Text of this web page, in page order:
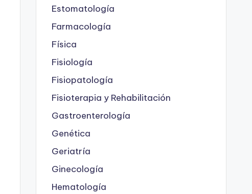
Estomatología
Farmacología
Física
Fisiología
Fisiopatología
Fisioterapia y Rehabilitación
Gastroenterología
Genética
Geriatría
Ginecología
Hematología